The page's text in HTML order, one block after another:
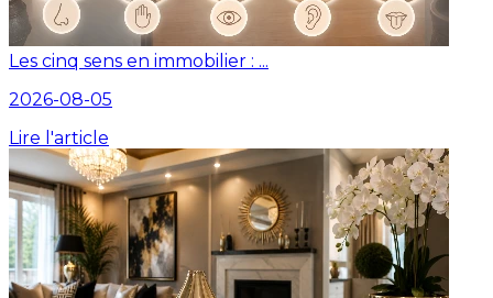
Les cinq sens en immobilier : ...
2026-08-05
Lire l'article